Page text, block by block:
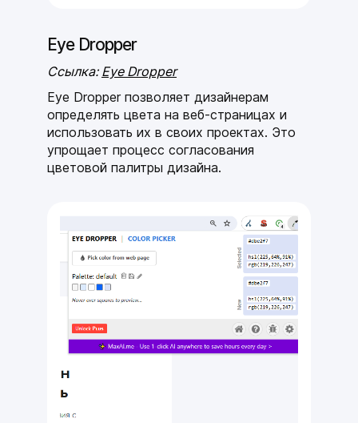
Eye Dropper
Ссылка: Eye Dropper
Eye Dropper позволяет дизайнерам
определять цвета на веб-страницах и
использовать их в своих проектах. Это
упрощает процесс согласования
цветовой палитры дизайна.